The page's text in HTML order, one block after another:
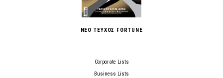
ΝΕΟ ΤΕΥΧΟΣ FORTUNE
Corporate Lists
Business Lists